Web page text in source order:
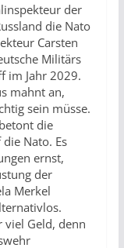
der
die Nato
Carsten
Militärs
im Jahr 2029.
mahnt an,
sein müsse.
die
Nato. Es
ernst,
der
Merkel
viel Geld, denn